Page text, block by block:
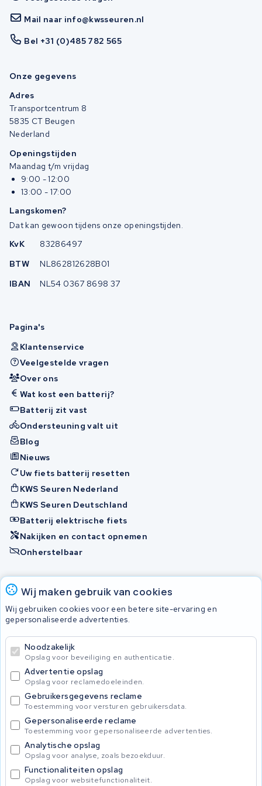
Wij maken gebruik van cookies
Wij gebruiken cookies voor een betere site-ervaring en
gepersonaliseerde advertenties.
Noodzakelijk
Opslag voor beveiliging en authenticatie.
Advertentie opslag
Opslag voor reclamedoeleinden.
Gebruikersgegevens reclame
Toestemming voor versturen gebruikersdata.
Gepersonaliseerde reclame
Toestemming voor gepersonaliseerde advertenties.
Analytische opslag
Opslag voor analyse, zoals bezoekduur.
Functionaliteiten opslag
Opslag voor websitefunctionaliteit.
Mail naar info@kwsseuren.nl
Bel +31 (0)485 782 565
Onze gegevens
Adres
Transportcentrum 8
5835 CT Beugen
Nederland
Openingstijden
Maandag t/m vrijdag
9:00 - 12:00
13:00 - 17:00
Langskomen?
Dat kan gewoon tijdens onze openingstijden.
KvK
83286497
BTW
NL862812628B01
IBAN
NL54 0367 8698 37
Pagina's
Klantenservice
Veelgestelde vragen
Over ons
Wat kost een batterij?
Batterij zit vast
Ondersteuning valt uit
Blog
Nieuws
Uw fiets batterij resetten
KWS Seuren Nederland
KWS Seuren Deutschland
Batterij elektrische fiets
Nakijken en contact opnemen
Onherstelbaar
Accu's
Privacy Policy